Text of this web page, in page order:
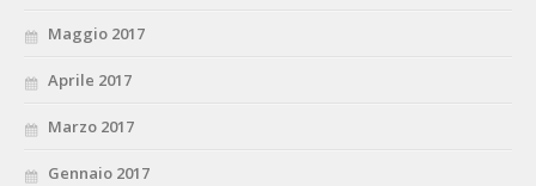
Maggio 2017
Aprile 2017
Marzo 2017
Gennaio 2017